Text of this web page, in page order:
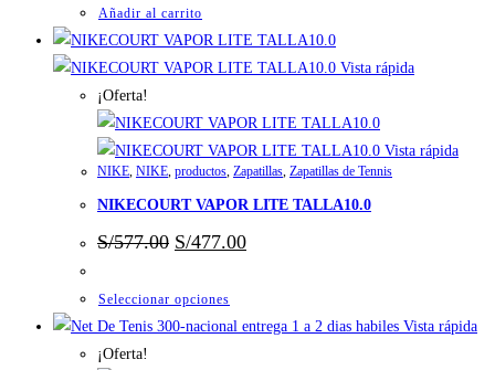
era:
S/290.00.S/270.00.
Añadir al carrito
Vista rápida
¡Oferta!
Vista rápida
NIKE, NIKE, productos, Zapatillas, Zapatillas de Tennis
NIKECOURT VAPOR LITE TALLA10.0
S/577.00 El
precio
era:
S/577.00.
S/477.00El
precio
S/477.00.
Seleccionar opciones
producto
Vista rápida
¡Oferta!